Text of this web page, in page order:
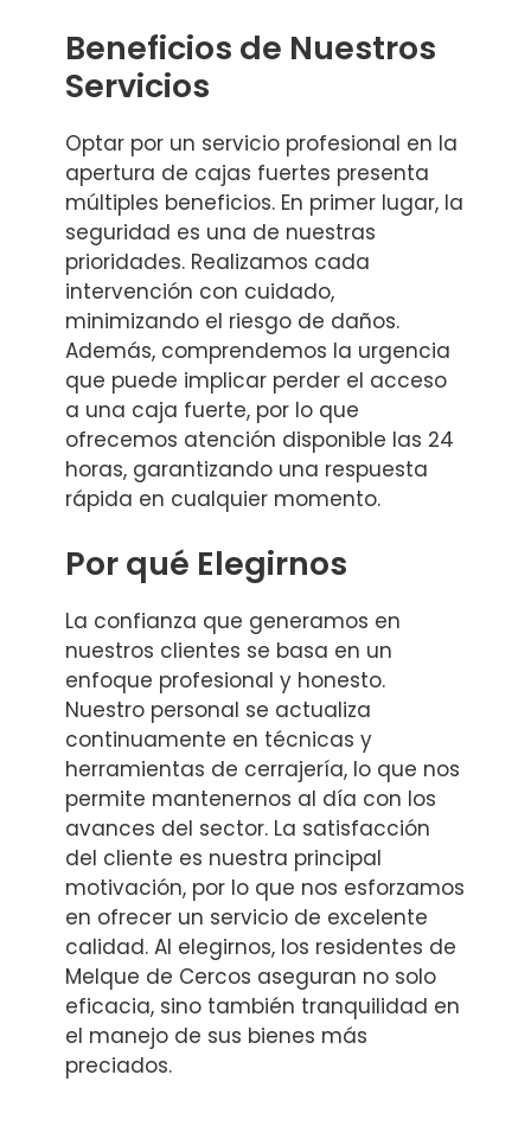
Beneficios de Nuestros
Servicios
Optar por un servicio profesional en la
apertura de cajas fuertes presenta
múltiples beneficios. En primer lugar, la
seguridad es una de nuestras
prioridades. Realizamos cada
intervención con cuidado,
minimizando el riesgo de daños.
Además, comprendemos la urgencia
que puede implicar perder el acceso
a una caja fuerte, por lo que
ofrecemos atención disponible las 24
horas, garantizando una respuesta
rápida en cualquier momento.
Por qué Elegirnos
La confianza que generamos en
nuestros clientes se basa en un
enfoque profesional y honesto.
Nuestro personal se actualiza
continuamente en técnicas y
herramientas de cerrajería, lo que nos
permite mantenernos al día con los
avances del sector. La satisfacción
del cliente es nuestra principal
motivación, por lo que nos esforzamos
en ofrecer un servicio de excelente
calidad. Al elegirnos, los residentes de
Melque de Cercos aseguran no solo
eficacia, sino también tranquilidad en
el manejo de sus bienes más
preciados.